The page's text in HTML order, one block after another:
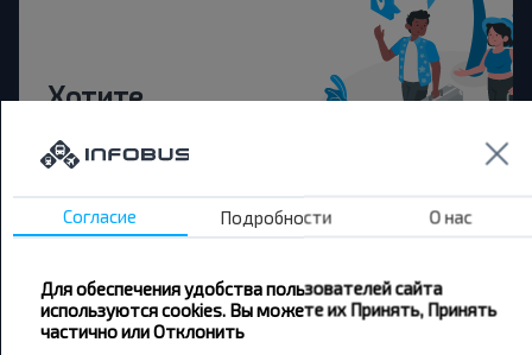
Хотите
путешествовать
дешевле?
Не пропусти специальные акции, скидки и
Подпишись на получение новостей и
путешествуй с нами дешевле!
Согласие Подробности О нас
Для обеспечения удобства пользователей сайта
используются cookies. Вы можете их Принять, Принять
частично или Отклонить